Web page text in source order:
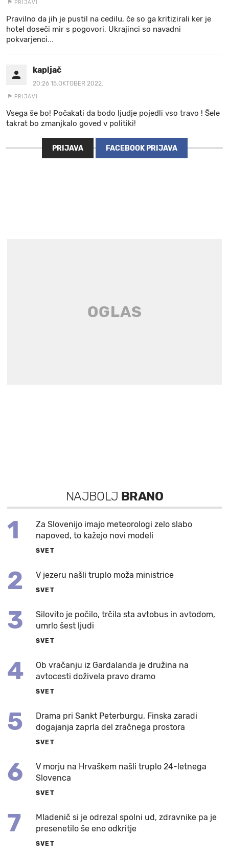
PRIJAVI
Pravilno da jih je pustil na cedilu, če so ga kritizirali ker je
hotel doseči mir s pogovori, Ukrajinci so navadni
pokvarjenci...
kapljač
20:26 15.OKTOBER 2022.
PRIJAVI
Vsega še bo! Počakati da bodo ljudje pojedli vso travo ! Šele
takrat bo zmanjkalo goved v politiki!
PRIJAVA FACEBOOK PRIJAVA
NAJBOLJ BRANO
1
Za Slovenijo imajo meteorologi zelo slabo
napoved, to kažejo novi modeli
SVET
2 V jezeru našli truplo moža ministrice
SVET
3
Silovito je počilo, trčila sta avtobus in avtodom,
umrlo šest ljudi
SVET
4
Ob vračanju iz Gardalanda je družina na
avtocesti doživela pravo dramo
SVET
5
Drama pri Sankt Peterburgu, Finska zaradi
dogajanja zaprla del zračnega prostora
SVET
6
V morju na Hrvaškem našli truplo 24-letnega
Slovenca
SVET
7
Mladenič si je odrezal spolni ud, zdravnike pa je
presenetilo še eno odkritje
SVET